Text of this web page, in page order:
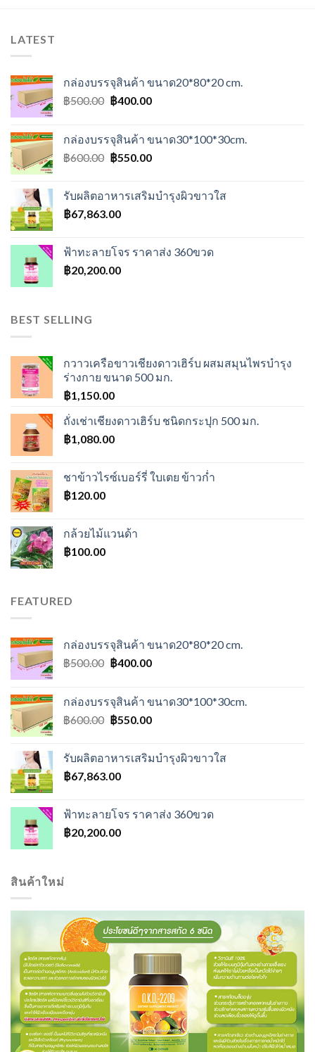
LATEST
กล่องบรรจุสินค้า ขนาด20*80*20 cm.
฿500.00 Original
฿500.00.
฿400.00Current
฿400.00.
กล่องบรรจุสินค้า ขนาด30*100*30cm.
฿600.00 Original
฿600.00.
฿550.00Current
฿550.00.
รับผลิตอาหารเสริมบำรุงผิวขาวใส
฿67,863.00
ฟ้าทะลายโจร ราคาส่ง 360ขวด
฿20,200.00
BEST SELLING
กวาวเครือขาวเชียงดาวเฮิร์บ ผสมสมุนไพรบำรุง
ร่างกาย ขนาด 500 มก.
฿1,150.00
ถั่งเช่าเชียงดาวเฮิร์บ ชนิดกระปุก 500 มก.
฿1,080.00
ชาข้าวไรซ์เบอร์รี่ ใบเตย ข้าวก่ำ
฿120.00
กล้วยไม้แวนด้า
฿100.00
FEATURED
กล่องบรรจุสินค้า ขนาด20*80*20 cm.
฿500.00 Original
฿500.00.
฿400.00Current
฿400.00.
กล่องบรรจุสินค้า ขนาด30*100*30cm.
฿600.00 Original
฿600.00.
฿550.00Current
฿550.00.
รับผลิตอาหารเสริมบำรุงผิวขาวใส
฿67,863.00
ฟ้าทะลายโจร ราคาส่ง 360ขวด
฿20,200.00
สินค้าใหม่